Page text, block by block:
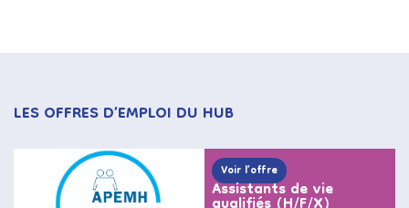
LES OFFRES D’EMPLOI DU HUB
Voir l’offre
Assistants de vie